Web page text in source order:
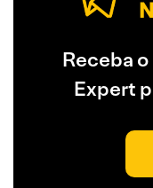
Receba
Expert